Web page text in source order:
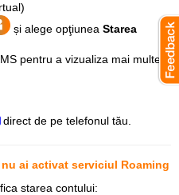
și alege opţiunea Starea
pentru a vizualiza mai multe
direct de pe telefonul tău.
ai activat serviciul Roaming
starea contului: